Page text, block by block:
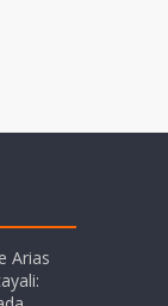
Arias